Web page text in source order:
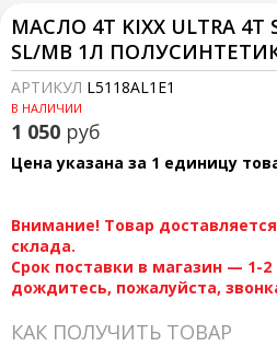
МАСЛО 4Т KIXX ULTRA 4T
SL/MB 1Л
АРТИКУЛ L5118AL1E1
В НАЛИЧИИ
1 050 руб
Цена указана за 1 единицу
Внимание! Товар
склада.
Срок поставки в магазин — 1-2
дождитесь, пожалуйста,
КАК ПОЛУЧИТЬ ТОВАР